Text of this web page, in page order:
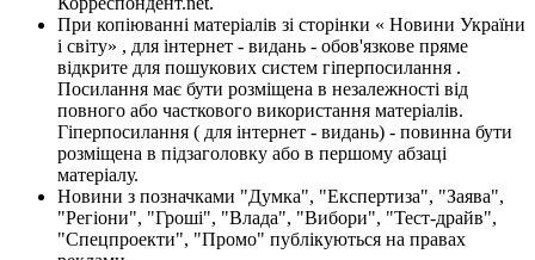
При копіюванні матеріалів зі сторінки « Новини України
і світу» , для інтернет - видань - обов'язкове пряме
відкрите для пошукових систем гіперпосилання .
Посилання має бути розміщена в незалежності від
повного або часткового використання матеріалів.
Гіперпосилання ( для інтернет - видань) - повинна бути
розміщена в підзаголовку або в першому абзаці
матеріалу.
Новини з позначками "Думка", "Експертиза", "Заява",
"Регіони", "Гроші", "Влада", "Вибори", "Тест-драйв",
"Спецпроекти", "Промо" публікуються на правах